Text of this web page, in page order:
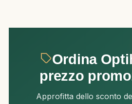
Ordina
prezzo
Approfitta dello sconto